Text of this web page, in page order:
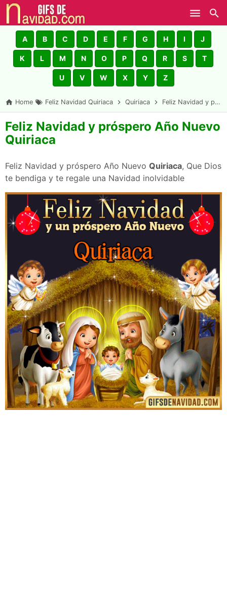
Skip to main content
A B C D E F G H I J
K L M N O P Q R S T
U V W X Y Z
Home Feliz Navidad Quiriaca Quiriaca Feliz Navidad y próspero Año Nuevo Quiriaca
Feliz Navidad y próspero Año Nuevo
Quiriaca
Feliz Navidad y próspero Año Nuevo Quiriaca, Que Dios
te bendiga y te regale una Navidad inolvidable